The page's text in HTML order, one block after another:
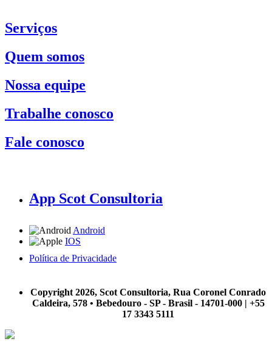
Serviços
Quem somos
Nossa equipe
Trabalhe conosco
Fale conosco
App Scot Consultoria
Android
IOS
Política de Privacidade
Copyright 2026, Scot Consultoria, Rua Coronel Conrado
Caldeira, 578 • Bebedouro - SP - Brasil - 14701-000 | +55
17 3343 5111